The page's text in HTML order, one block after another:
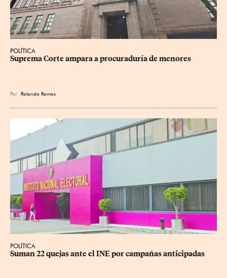
POLÍTICA
Suprema Corte ampara a procuraduría de menores
Por Rolando Ramos
POLÍTICA
Suman 22 quejas ante el INE por campañas anticipadas